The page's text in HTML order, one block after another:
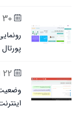
30 فروردین
22 اسفند